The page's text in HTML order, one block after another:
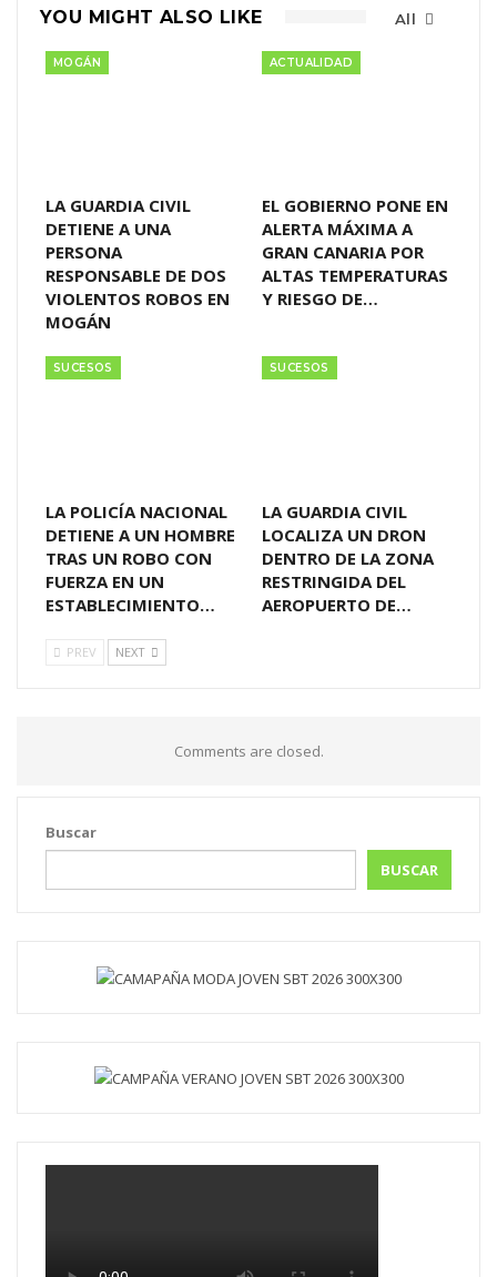
All
YOU MIGHT ALSO LIKE
MOGÁN
LA GUARDIA CIVIL
DETIENE A UNA
PERSONA
RESPONSABLE DE DOS
VIOLENTOS ROBOS EN
MOGÁN
ACTUALIDAD
EL GOBIERNO PONE EN
ALERTA MÁXIMA A
GRAN CANARIA POR
ALTAS TEMPERATURAS
Y RIESGO DE…
SUCESOS
LA POLICÍA NACIONAL
DETIENE A UN HOMBRE
TRAS UN ROBO CON
FUERZA EN UN
ESTABLECIMIENTO…
SUCESOS
LA GUARDIA CIVIL
LOCALIZA UN DRON
DENTRO DE LA ZONA
RESTRINGIDA DEL
AEROPUERTO DE…
PREV NEXT
Comments are closed.
Buscar
BUSCAR